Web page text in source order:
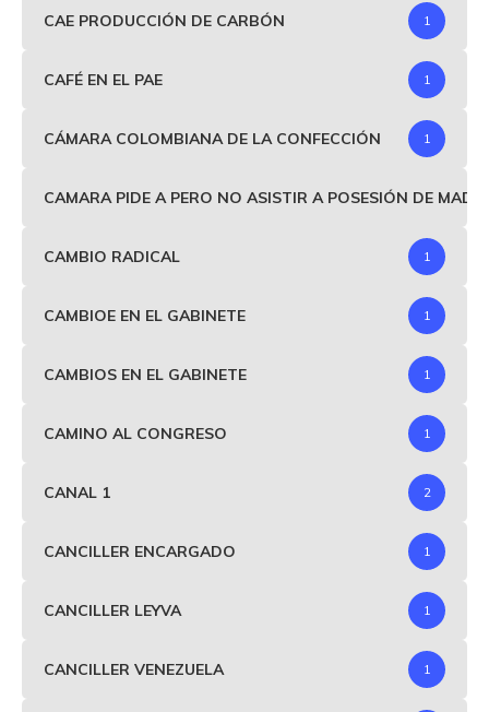
CAE PRODUCCIÓN DE CARBÓN 1
CAFÉ EN EL PAE 1
CÁMARA COLOMBIANA DE LA CONFECCIÓN 1
CAMARA PIDE A PERO NO ASISTIR A POSESIÓN DE
CAMBIO RADICAL 1
CAMBIOE EN EL GABINETE 1
CAMBIOS EN EL GABINETE 1
CAMINO AL CONGRESO 1
CANAL 1 2
CANCILLER ENCARGADO 1
CANCILLER LEYVA 1
CANCILLER VENEZUELA 1